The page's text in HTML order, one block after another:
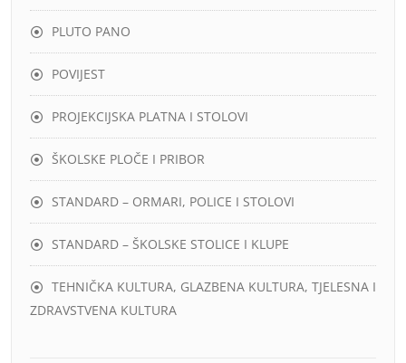
PLUTO PANO
POVIJEST
PROJEKCIJSKA PLATNA I STOLOVI
ŠKOLSKE PLOČE I PRIBOR
STANDARD – ORMARI, POLICE I STOLOVI
STANDARD – ŠKOLSKE STOLICE I KLUPE
TEHNIČKA KULTURA, GLAZBENA KULTURA, TJELESNA I
ZDRAVSTVENA KULTURA